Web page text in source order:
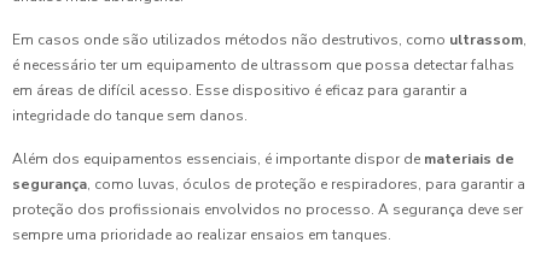
Em casos onde são utilizados métodos não destrutivos, como ultrassom,
é necessário ter um equipamento de ultrassom que possa detectar falhas
em áreas de difícil acesso. Esse dispositivo é eficaz para garantir a
integridade do tanque sem danos.
Além dos equipamentos essenciais, é importante dispor de materiais de
segurança, como luvas, óculos de proteção e respiradores, para garantir a
proteção dos profissionais envolvidos no processo. A segurança deve ser
sempre uma prioridade ao realizar ensaios em tanques.